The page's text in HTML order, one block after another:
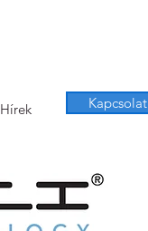
Hírek Kapcsolat